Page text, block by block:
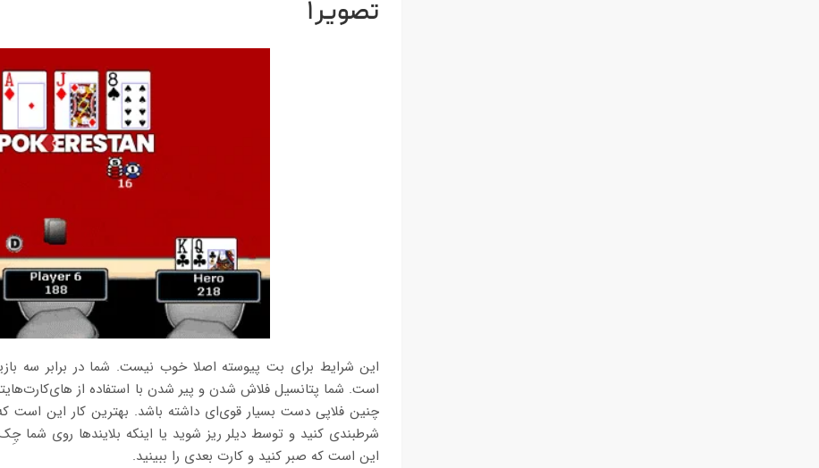
تصویر ۱
این شرایط برای بت پیوسته اصلا خوب نیست. شما در برابر سه
است. شما پتانسیل فلاش شدن و پیر شدن با استفاده از
چنین فلاپی دست بسیار قوی‌ای داشته باشد. بهترین کار این است
شرطبندی کنید و توسط دیلر ریز شوید یا اینکه بلایندها روی شما
این است که صبر کنید و کارت بعدی را ببینید.